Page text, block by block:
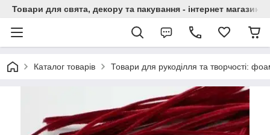
Товари для свята, декору та пакування - інтернет магазин
Каталог товарів Товари для рукоділля та творчості: